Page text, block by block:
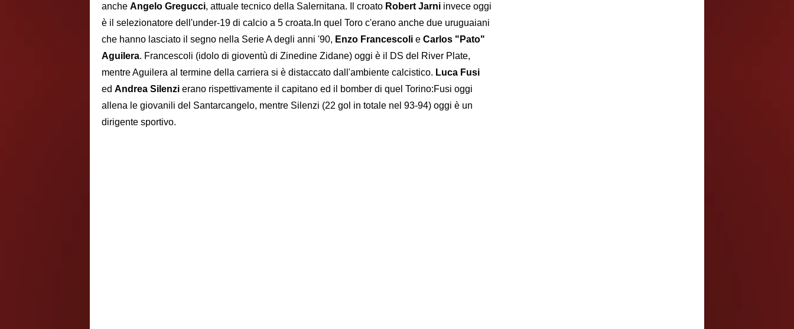
anche Angelo Gregucci, attuale tecnico della Salernitana. Il croato Robert Jarni invece oggi
è il selezionatore dell'under-19 di calcio a 5 croata.In quel Toro c'erano anche due uruguaiani
che hanno lasciato il segno nella Serie A degli anni '90, Enzo Francescoli e Carlos "Pato"
Aguilera. Francescoli (idolo di gioventù di Zinedine Zidane) oggi è il DS del River Plate,
mentre Aguilera al termine della carriera si è distaccato dall'ambiente calcistico. Luca Fusi
ed Andrea Silenzi erano rispettivamente il capitano ed il bomber di quel Torino:Fusi oggi
allena le giovanili del Santarcangelo, mentre Silenzi (22 gol in totale nel 93-94) oggi è un
dirigente sportivo.